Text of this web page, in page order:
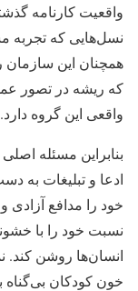
واقعیت کارنامه
نسل‌هایی که تجربه
همچنان این سازمان
که ریشه در تصور
واقعی این گروه دارد.
بنابراین مسئله
ادعا و تبلیغات به
خود را مدافع
نسبت خود را با
انسان‌ها روشن کند.
خون کودکان بی‌گناه